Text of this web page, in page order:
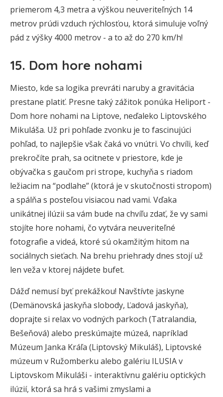
priemerom 4,3 metra a výškou neuveriteľných 14
metrov prúdi vzduch rýchlosťou, ktorá simuluje voľný
pád z výšky 4000 metrov - a to až do 270 km/h!
15. Dom hore nohami
Miesto, kde sa logika prevráti naruby a gravitácia
prestane platiť. Presne taký zážitok ponúka Heliport -
Dom hore nohami na Liptove, neďaleko Liptovského
Mikuláša. Už pri pohľade zvonku je to fascinujúci
pohľad, to najlepšie však čaká vo vnútri. Vo chvíli, keď
prekročíte prah, sa ocitnete v priestore, kde je
obývačka s gaučom pri strope, kuchyňa s riadom
ležiacim na “podlahe” (ktorá je v skutočnosti stropom)
a spálňa s posteľou visiacou nad vami. Vďaka
unikátnej ilúzii sa vám bude na chvíľu zdať, že vy sami
stojíte hore nohami, čo vytvára neuveriteľné
fotografie a videá, ktoré sú okamžitým hitom na
sociálnych sieťach. Na brehu priehrady dnes stojí už
len veža v ktorej nájdete bufet.
Dážď nemusí byť prekážkou! Navštívte jaskyne
(Demänovská jaskyňa slobody, Ľadová jaskyňa),
doprajte si relax vo vodných parkoch (Tatralandia,
Bešeňová) alebo preskúmajte múzeá, napríklad
Múzeum Janka Kráľa (Liptovský Mikuláš), Liptovské
múzeum v Ružomberku alebo galériu ILUSIA v
Liptovskom Mikuláši - interaktívnu galériu optických
ilúzií, ktorá sa hrá s vašimi zmyslami a